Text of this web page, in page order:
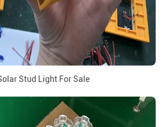
Stud Light For Sale